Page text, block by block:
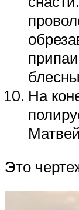
На
Это